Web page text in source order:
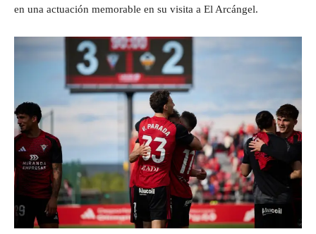
en una actuación memorable en su visita a El Arcángel.